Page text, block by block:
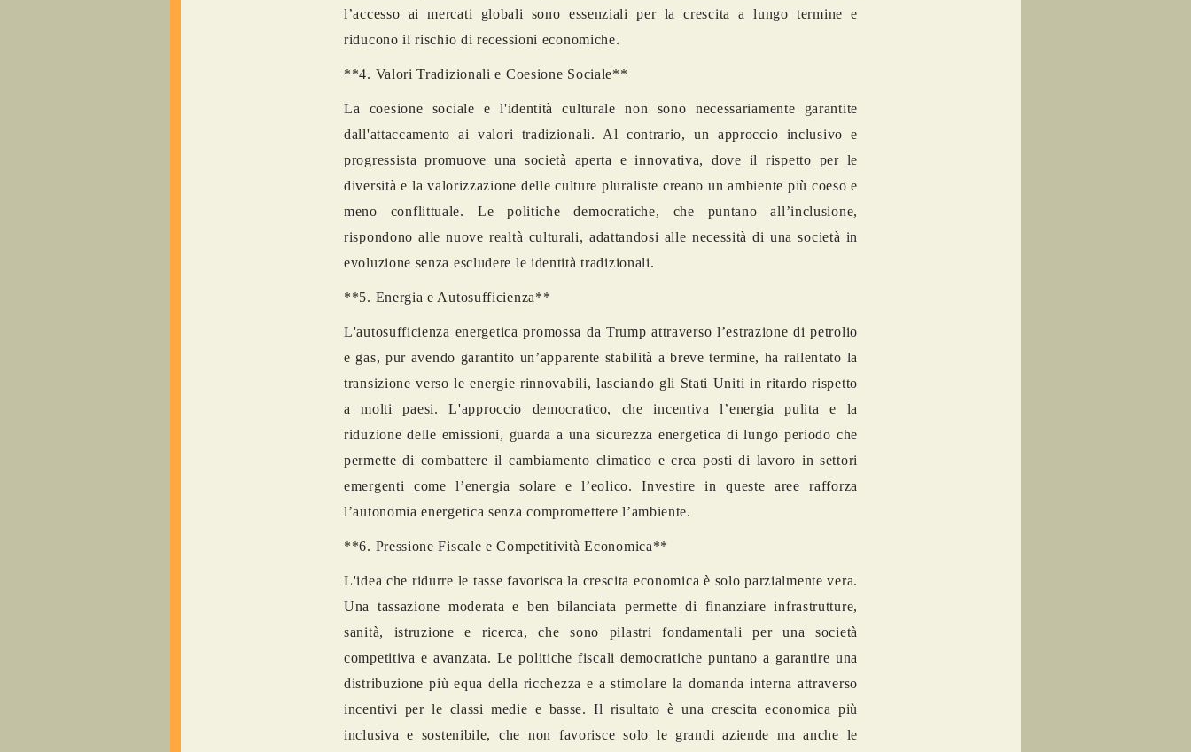
l’accesso ai mercati globali sono essenziali per la crescita a lungo termine e
riducono il rischio di recessioni economiche.
**4. Valori Tradizionali e Coesione Sociale**
La coesione sociale e l'identità culturale non sono necessariamente garantite
dall'attaccamento ai valori tradizionali. Al contrario, un approccio inclusivo e
progressista promuove una società aperta e innovativa, dove il rispetto per le
diversità e la valorizzazione delle culture pluraliste creano un ambiente più coeso e
meno conflittuale. Le politiche democratiche, che puntano all’inclusione,
rispondono alle nuove realtà culturali, adattandosi alle necessità di una società in
evoluzione senza escludere le identità tradizionali.
**5. Energia e Autosufficienza**
L'autosufficienza energetica promossa da Trump attraverso l’estrazione di petrolio
e gas, pur avendo garantito un’apparente stabilità a breve termine, ha rallentato la
transizione verso le energie rinnovabili, lasciando gli Stati Uniti in ritardo rispetto
a molti paesi. L'approccio democratico, che incentiva l’energia pulita e la
riduzione delle emissioni, guarda a una sicurezza energetica di lungo periodo che
permette di combattere il cambiamento climatico e crea posti di lavoro in settori
emergenti come l’energia solare e l’eolico. Investire in queste aree rafforza
l’autonomia energetica senza compromettere l’ambiente.
**6. Pressione Fiscale e Competitività Economica**
L'idea che ridurre le tasse favorisca la crescita economica è solo parzialmente vera.
Una tassazione moderata e ben bilanciata permette di finanziare infrastrutture,
sanità, istruzione e ricerca, che sono pilastri fondamentali per una società
competitiva e avanzata. Le politiche fiscali democratiche puntano a garantire una
distribuzione più equa della ricchezza e a stimolare la domanda interna attraverso
incentivi per le classi medie e basse. Il risultato è una crescita economica più
inclusiva e sostenibile, che non favorisce solo le grandi aziende ma anche le